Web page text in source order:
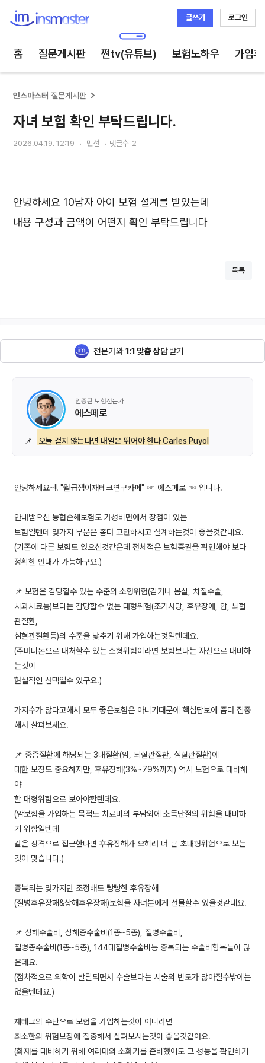
글쓰기 로그인
홈 질문게시판 쩐tv(유튜브) 보험노하우 가입
인스마스터 질문게시판
자녀 보험 확인 부탁드립니다.
2026.04.19. 12:19 민선 댓글수 2
안녕하세요 10남자 아이 보험 설계를 받았는데
내용 구성과 금액이 어떤지 확인 부탁드립니다
목록
전문가와1:1 맞춤 상담받기
인증된 보험전문가
에스페로
📌 오늘 걷지 않는다면 내일은 뛰어야 한다 Carles Puyol
안녕하세요~!! "월급쟁이재테크연구카페" ☞ 에스페로 ☜ 입니다.
안내받으신 농협손해보험도 가성비면에서 장점이 있는
보험일텐데 몇가지 부분은 좀더 고민하시고 설계하는것이 좋을것같네요.
(기존에 다른 보험도 있으신것같은데 전체적은 보험증권을 확인해야 보다
정확한 안내가 가능하구요.)
📌 보험은 감당할수 있는 수준의 소형위험(감기나 몸살, 치질수술,
치과치료등)보다는 감당할수 없는 대형위험(조기사망, 후유장애, 암, 뇌혈
관질환,
심혈관질환등)의 수준을 낮추기 위해 가입하는것일텐데요.
(주머니돈으로 대처할수 있는 소형위험이라면 보험보다는 자산으로 대비하
는것이
현실적인 선택일수 있구요.)
가지수가 많다고해서 모두 좋은보험은 아니기때문에 핵심담보에 좀더 집중
해서 살펴보세요.
📌 중증질환에 해당되는 3대질환(암, 뇌혈관질환, 심혈관질환)에
대한 보장도 중요하지만, 후유장해(3%~79%까지) 역시 보험으로 대비해
야
할 대형위험으로 보아야할텐데요.
(암보험을 가입하는 목적도 치료비의 부담외에 소득단절의 위험을 대비하
기 위함일텐데
같은 성격으로 접근한다면 후유장해가 오히려 더 큰 초대형위험으로 보는
것이 맞습니다.)
중복되는 몇가지만 조정해도 빵빵한 후유장해
(질병후유장해&상해후유장해)보험을 자녀분에게 선물할수 있을것같네요.
📌 상해수술비, 상해종수술비(1종~5종), 질병수술비,
질병종수술비(1종~5종), 144대질병수술비등 중복되는 수술비항목들이 많
은데요.
(점차적으로 의학이 발달되면서 수술보다는 시술의 빈도가 많아질수밖에는
없을텐데요.)
재테크의 수단으로 보험을 가입하는것이 아니라면
최소한의 위험보장에 집중해서 살펴보시는것이 좋을것같아요.
(화재를 대비하기 위해 여러대의 소화기를 준비했어도 그 성능을 확인하기